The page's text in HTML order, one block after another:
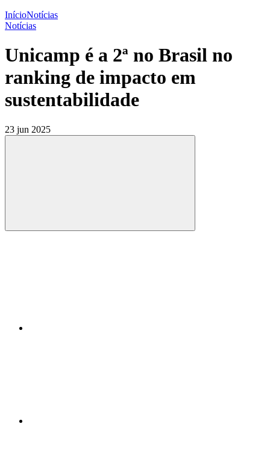
InícioNotícias
Notícias
Unicamp é a 2ª no Brasil no
ranking de impacto em
sustentabilidade
23 jun 2025
Compartilhar